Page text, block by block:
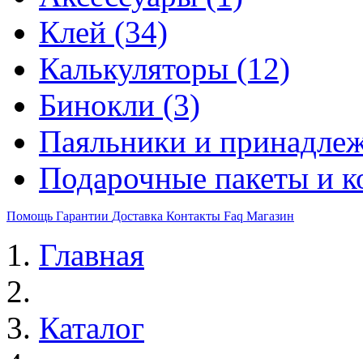
Клей (34)
Калькуляторы (12)
Бинокли (3)
Паяльники и
Подарочные пакеты и
Помощь Гарантии Доставка Контакты Faq Магазин
Главная
Каталог